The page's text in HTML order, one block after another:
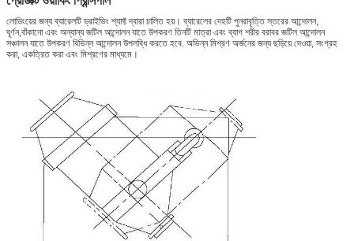
লোডিংয়ের জন্য ব্যারেলটি ড্রাইভিং শ্যাফ্ট দ্বারা চালিত হয়। ব্যারেলের দেহটি পুনরাবৃত্তি স্তরের আন্দোলন,
ঘূর্ণন,বাঁকানো এবং অন্যান্য জটিল আন্দোলন যাতে উপকরণ তিনটি মাত্রা এবং ব্যাগ শরীর বরাবর জটিল আন্দোলন
সঞ্চালন যাতে উপকরণ বিভিন্ন আন্দোলন উপলব্ধি করতে হবে. অভিন্ন মিশ্রণ অর্জনের জন্য ছড়িয়ে দেওয়া, সংগ্রহ
করা, একত্রিত করা এবং মিশ্রণের মাধ্যমে।